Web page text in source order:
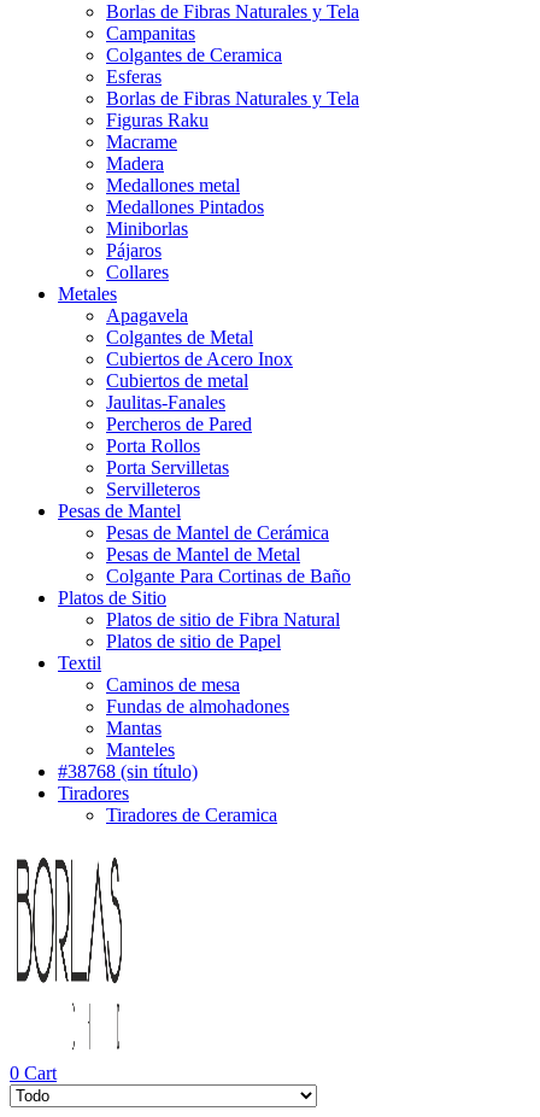
Borlas de Fibras Naturales y Tela
Campanitas
Colgantes de Ceramica
Esferas
Borlas de Fibras Naturales y Tela
Figuras Raku
Macrame
Madera
Medallones metal
Medallones Pintados
Miniborlas
Pájaros
Collares
Metales
Apagavela
Colgantes de Metal
Cubiertos de Acero Inox
Cubiertos de metal
Jaulitas-Fanales
Percheros de Pared
Porta Rollos
Porta Servilletas
Servilleteros
Pesas de Mantel
Pesas de Mantel de Cerámica
Pesas de Mantel de Metal
Colgante Para Cortinas de Baño
Platos de Sitio
Platos de sitio de Fibra Natural
Platos de sitio de Papel
Textil
Caminos de mesa
Fundas de almohadones
Mantas
Manteles
#38768 (sin título)
Tiradores
Tiradores de Ceramica
0 Cart